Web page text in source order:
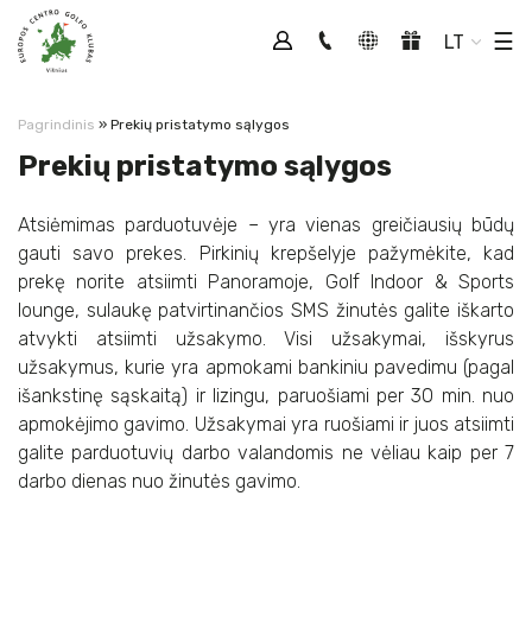
LT ☰
Pagrindinis » Prekių pristatymo sąlygos
Prekių pristatymo sąlygos
Atsiėmimas parduotuvėje – yra vienas greičiausių būdų
gauti savo prekes. Pirkinių krepšelyje pažymėkite, kad
prekę norite atsiimti Panoramoje, Golf Indoor & Sports
lounge, sulaukę patvirtinančios SMS žinutės galite iškarto
atvykti atsiimti užsakymo. Visi užsakymai, išskyrus
užsakymus, kurie yra apmokami bankiniu pavedimu (pagal
išankstinę sąskaitą) ir lizingu, paruošiami per 30 min. nuo
apmokėjimo gavimo. Užsakymai yra ruošiami ir juos atsiimti
galite parduotuvių darbo valandomis ne vėliau kaip per 7
darbo dienas nuo žinutės gavimo.